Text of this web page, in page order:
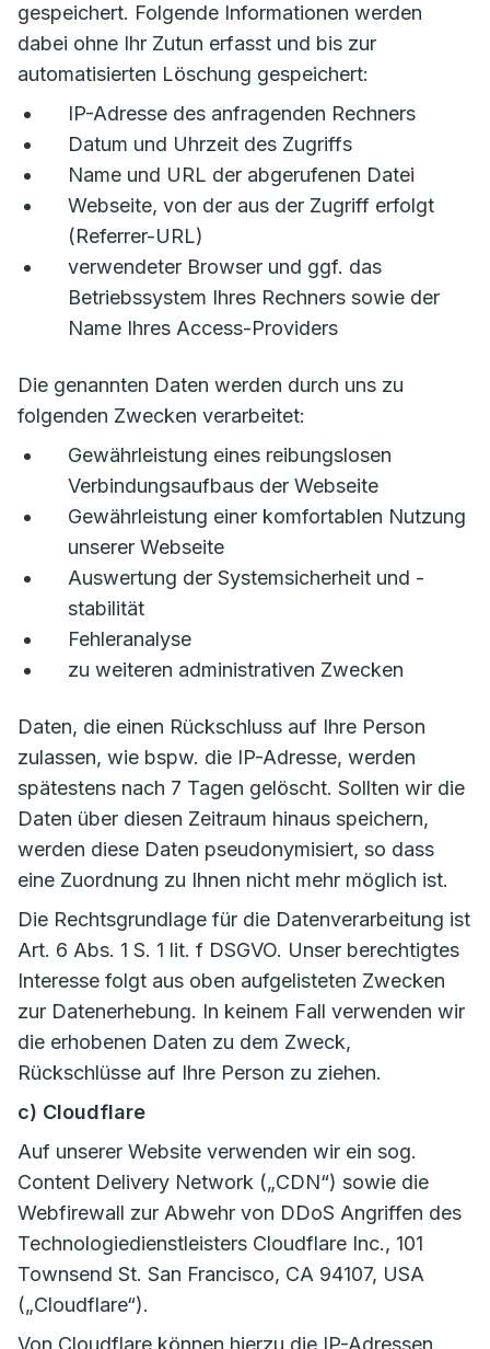
gespeichert. Folgende Informationen werden
dabei ohne Ihr Zutun erfasst und bis zur
automatisierten Löschung gespeichert:
IP-Adresse des anfragenden Rechners
Datum und Uhrzeit des Zugriffs
Name und URL der abgerufenen Datei
Webseite, von der aus der Zugriff erfolgt
(Referrer-URL)
verwendeter Browser und ggf. das
Betriebssystem Ihres Rechners sowie der
Name Ihres Access-Providers
Die genannten Daten werden durch uns zu
folgenden Zwecken verarbeitet:
Gewährleistung eines reibungslosen
Verbindungsaufbaus der Webseite
Gewährleistung einer komfortablen Nutzung
unserer Webseite
Auswertung der Systemsicherheit und -
stabilität
Fehleranalyse
zu weiteren administrativen Zwecken
Daten, die einen Rückschluss auf Ihre Person
zulassen, wie bspw. die IP-Adresse, werden
spätestens nach 7 Tagen gelöscht. Sollten wir die
Daten über diesen Zeitraum hinaus speichern,
werden diese Daten pseudonymisiert, so dass
eine Zuordnung zu Ihnen nicht mehr möglich ist.
Die Rechtsgrundlage für die Datenverarbeitung ist
Art. 6 Abs. 1 S. 1 lit. f DSGVO. Unser berechtigtes
Interesse folgt aus oben aufgelisteten Zwecken
zur Datenerhebung. In keinem Fall verwenden wir
die erhobenen Daten zu dem Zweck,
Rückschlüsse auf Ihre Person zu ziehen.
c) Cloudflare
Auf unserer Website verwenden wir ein sog.
Content Delivery Network („CDN“) sowie die
Webfirewall zur Abwehr von DDoS Angriffen des
Technologiedienstleisters Cloudflare Inc., 101
Townsend St. San Francisco, CA 94107, USA
(„Cloudflare“).
Von Cloudflare können hierzu die IP-Adressen,